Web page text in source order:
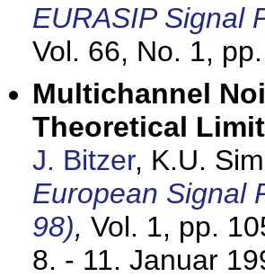
EURASIP Signal
Vol. 66, No. 1,
Multichannel
Theoretical
J. Bitzer, K.U.
European Signal
98), Vol. 1, pp.
8. - 11. Januar